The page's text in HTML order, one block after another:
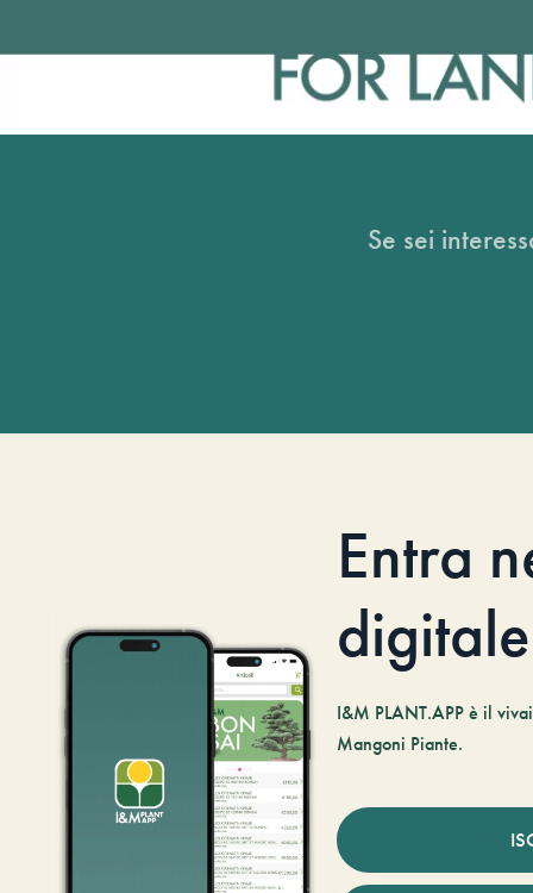
Se sei
Entra
digitale
I&M PLANT.APP è il
Mangoni Piante.